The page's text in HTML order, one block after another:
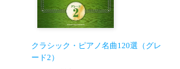
クラシック・ピアノ名曲120選（グレ
ード2）